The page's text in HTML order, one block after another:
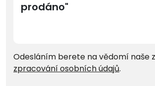
Odesláním berete na vědomí naše
zpracování osobních údajů.